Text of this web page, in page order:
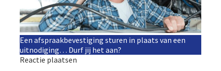
Een afspraakbevestiging sturen in plaats van een
uitnodiging… Durf jij het aan?
Reactie plaatsen